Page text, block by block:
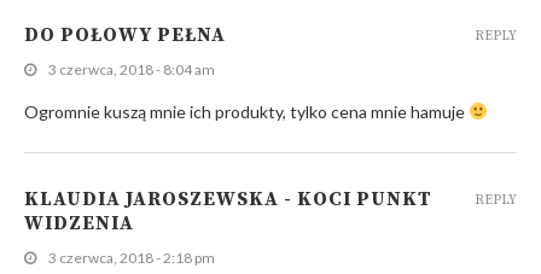
DO POŁOWY PEŁNA
3 czerwca, 2018 - 8:04 am
Ogromnie kuszą mnie ich produkty, tylko cena mnie hamuje
REPLY
KLAUDIA JAROSZEWSKA - KOCI PUNKT
WIDZENIA
3 czerwca, 2018 - 2:18 pm
REPLY